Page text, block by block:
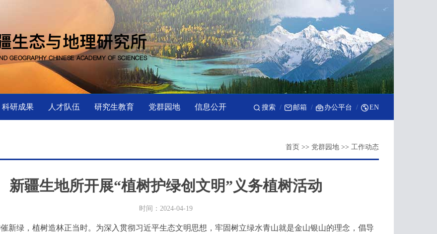
科研成果 人才队伍 研究生教育 党群园地 信息公开 搜索 邮箱 办公平台 EN
首页 >> 党群园地 >> 工作动态
新疆生地所开展“植树护绿创文明”义务植树活动
时间：2024-04-19
新绿，植树造林正当时。为深入贯彻习近平生态文明思想，牢固树立绿水青山就是金山银山的理念，倡导